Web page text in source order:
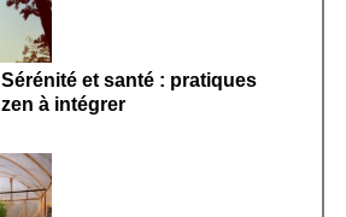
Sérénité et santé : pratiques
zen à intégrer